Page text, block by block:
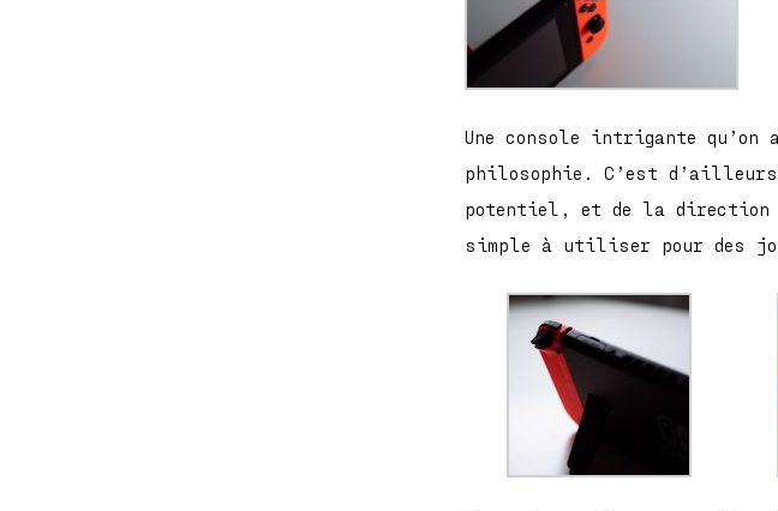
Une console intrigante qu’on
philosophie. C’est d’ailleurs
potentiel, et de la direction
simple à utiliser pour des